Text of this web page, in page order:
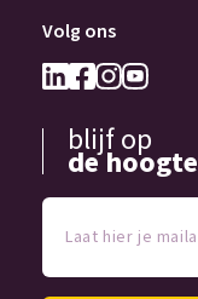
Volg ons
blijf op
de hoogte
je